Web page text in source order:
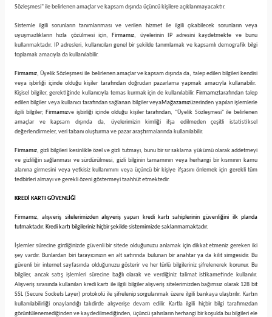
Sözleşmesi" ile belirlenen amaçlar ve kapsam dışında üçüncü kişilere açıklanmayacaktır.
Sistemle ilgili sorunların tanımlanması ve verilen hizmet ile ilgili çıkabilecek sorunların veya
uyuşmazlıkların hızla çözülmesi için, Firmamız, üyelerinin IP adresini kaydetmekte ve bunu
kullanmaktadır. IP adresleri, kullanıcıları genel bir şekilde tanımlamak ve kapsamlı demografik bilgi
toplamak amacıyla da kullanılabilir.
Firmamız, Üyelik Sözleşmesi ile belirlenen amaçlar ve kapsam dışında da, talep edilen bilgileri kendisi
veya işbirliği içinde olduğu kişiler tarafından doğrudan pazarlama yapmak amacıyla kullanabilir.
Kişisel bilgiler, gerektiğinde kullanıcıyla temas kurmak için de kullanılabilir. Firmamıztarafından talep
edilen bilgiler veya kullanıcı tarafından sağlanan bilgiler veyaMağazamızüzerinden yapılan işlemlerle
ilgili bilgiler; Firmamızve işbirliği içinde olduğu kişiler tarafından, "Üyelik Sözleşmesi" ile belirlenen
amaçlar ve kapsam dışında da, üyelerimizin kimliği ifşa edilmeden çeşitli istatistiksel
değerlendirmeler, veri tabanı oluşturma ve pazar araştırmalarında kullanılabilir.
Firmamız, gizli bilgileri kesinlikle özel ve gizli tutmayı, bunu bir sır saklama yükümü olarak addetmeyi
ve gizliliğin sağlanması ve sürdürülmesi, gizli bilginin tamamının veya herhangi bir kısmının kamu
alanına girmesini veya yetkisiz kullanımını veya üçüncü bir kişiye ifşasını önlemek için gerekli tüm
tedbirleri almayı ve gerekli özeni göstermeyi taahhüt etmektedir.
KREDİ KARTI GÜVENLİĞİ
Firmamız, alışveriş sitelerimizden alışveriş yapan kredi kartı sahiplerinin güvenliğini ilk planda
tutmaktadır. Kredi kartı bilgileriniz hiçbir şekilde sistemimizde saklanmamaktadır.
İşlemler sürecine girdiğinizde güvenli bir sitede olduğunuzu anlamak için dikkat etmeniz gereken iki
şey vardır. Bunlardan biri tarayıcınızın en alt satırında bulunan bir anahtar ya da kilit simgesidir. Bu
güvenli bir internet sayfasında olduğunuzu gösterir ve her türlü bilgileriniz şifrelenerek korunur. Bu
bilgiler, ancak satış işlemleri sürecine bağlı olarak ve verdiğiniz talimat istikametinde kullanılır.
Alışveriş sırasında kullanılan kredi kartı ile ilgili bilgiler alışveriş sitelerimizden bağımsız olarak 128 bit
SSL (Secure Sockets Layer) protokolü ile şifrelenip sorgulanmak üzere ilgili bankaya ulaştırılır. Kartın
kullanılabilirliği onaylandığı takdirde alışverişe devam edilir. Kartla ilgili hiçbir bilgi tarafımızdan
görüntülenemediğinden ve kaydedilmediğinden, üçüncü şahısların herhangi bir koşulda bu bilgileri ele